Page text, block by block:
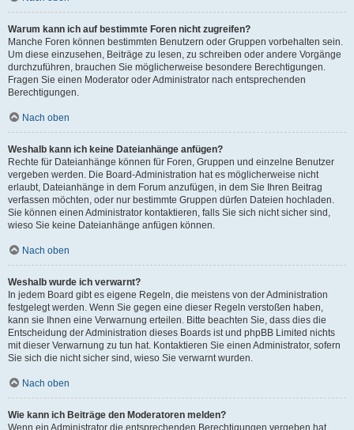
Warum kann ich auf bestimmte Foren nicht zugreifen?
Manche Foren können bestimmten Benutzern oder Gruppen vorbehalten sein.
Um diese einzusehen, Beiträge zu lesen, zu schreiben oder andere Vorgänge
durchzuführen, brauchen Sie möglicherweise besondere Berechtigungen.
Fragen Sie einen Moderator oder Administrator nach entsprechenden
Berechtigungen.
Nach oben
Weshalb kann ich keine Dateianhänge anfügen?
Rechte für Dateianhänge können für Foren, Gruppen und einzelne Benutzer
vergeben werden. Die Board-Administration hat es möglicherweise nicht
erlaubt, Dateianhänge in dem Forum anzufügen, in dem Sie Ihren Beitrag
verfassen möchten, oder nur bestimmte Gruppen dürfen Dateien hochladen.
Sie können einen Administrator kontaktieren, falls Sie sich nicht sicher sind,
wieso Sie keine Dateianhänge anfügen können.
Nach oben
Weshalb wurde ich verwarnt?
In jedem Board gibt es eigene Regeln, die meistens von der Administration
festgelegt werden. Wenn Sie gegen eine dieser Regeln verstoßen haben,
kann sie Ihnen eine Verwarnung erteilen. Bitte beachten Sie, dass dies die
Entscheidung der Administration dieses Boards ist und phpBB Limited nichts
mit dieser Verwarnung zu tun hat. Kontaktieren Sie einen Administrator, sofern
Sie sich die nicht sicher sind, wieso Sie verwarnt wurden.
Nach oben
Wie kann ich Beiträge den Moderatoren melden?
Wenn ein Administrator die entsprechenden Berechtigungen vergeben hat,